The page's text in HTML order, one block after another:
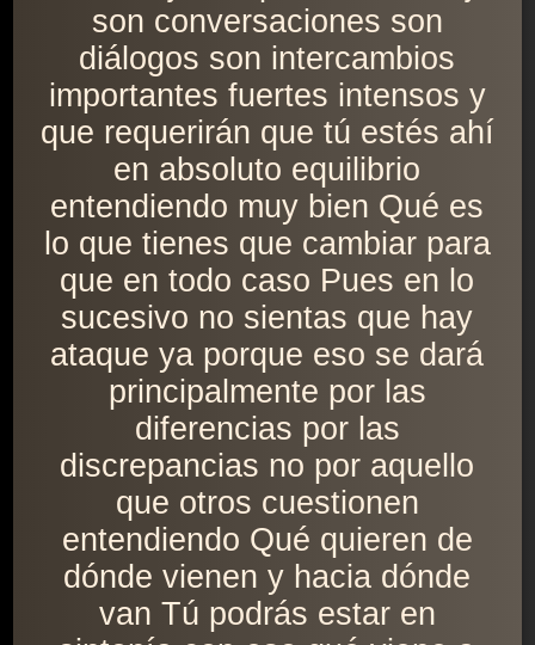
son conversaciones son
diálogos son intercambios
importantes fuertes intensos y
que requerirán que tú estés ahí
en absoluto equilibrio
entendiendo muy bien Qué es
lo que tienes que cambiar para
que en todo caso Pues en lo
sucesivo no sientas que hay
ataque ya porque eso se dará
principalmente por las
diferencias por las
discrepancias no por aquello
que otros cuestionen
entendiendo Qué quieren de
dónde vienen y hacia dónde
van Tú podrás estar en